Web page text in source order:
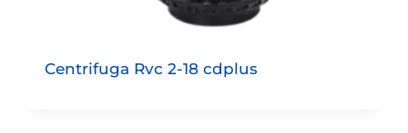
Centrifuga Rvc 2-18 cdplus